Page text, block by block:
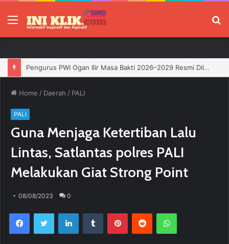
Menu
Pengurus PWI Ogan Ilir Masa Bakti 2026–2029 Resmi Dilantik, Siap Perkuat Profesionalisme Wartawan
Home / Daerah / PALI
PALI
Guna Menjaga Ketertiban Lalu
Lintas, Satlantas polres PALI
Melakukan Giat Strong Point
08/08/2023 0